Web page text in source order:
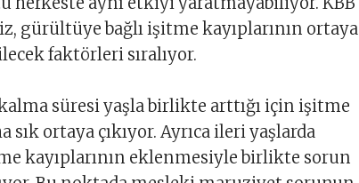
gürültüye bağlı işitme kayıplarının ortaya
faktörleri sıralıyor.
süresi yaşla birlikte arttığı için işitme
sık ortaya çıkıyor. Ayrıca ileri yaşlarda
kayıplarının eklenmesiyle birlikte sorun